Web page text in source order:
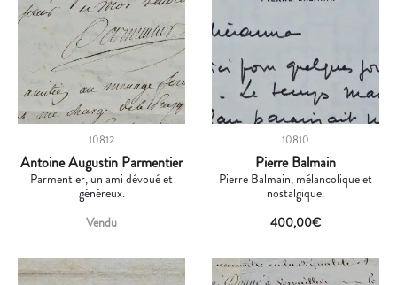
10812
Antoine Augustin Parmentier
Parmentier, un ami dévoué et
généreux.
Vendu
10810
Pierre Balmain
Pierre Balmain, mélancolique et
nostalgique.
400,00€